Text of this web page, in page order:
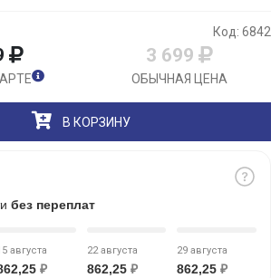
Код: 6842
3 699
ОБЫЧНАЯ ЦЕНА
В КОРЗИНУ
без переплат
августа
₽
22 августа
862,25 ₽
29 августа
862,25₽